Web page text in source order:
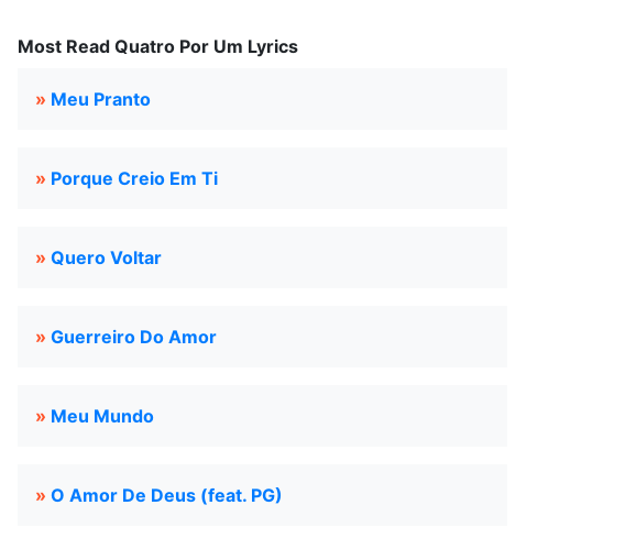
Most Read Quatro Por Um Lyrics
» Meu Pranto
» Porque Creio Em Ti
» Quero Voltar
» Guerreiro Do Amor
» Meu Mundo
» O Amor De Deus (feat. PG)